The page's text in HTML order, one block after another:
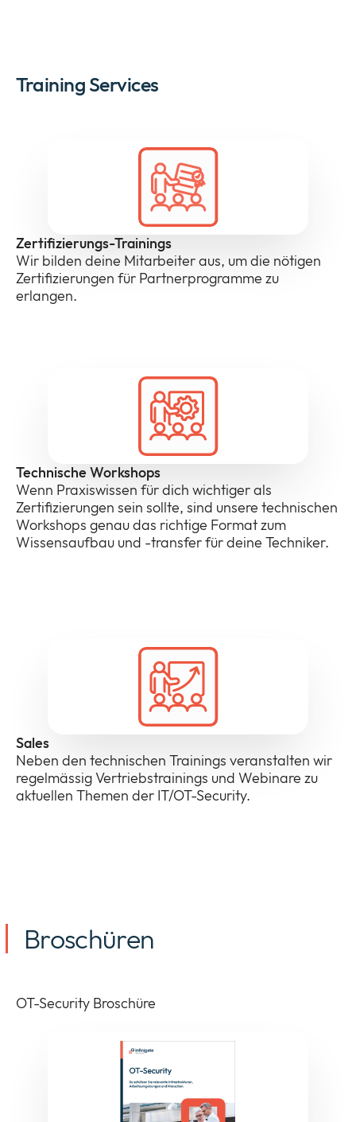
Training Services
Zertifizierungs-Trainings
Wir bilden deine Mitarbeiter aus, um die nötigen
Zertifizierungen für Partnerprogramme zu
erlangen.
Technische Workshops
Wenn Praxiswissen für dich wichtiger als
Zertifizierungen sein sollte, sind unsere technischen
Workshops genau das richtige Format zum
Wissensaufbau und -transfer für deine Techniker.
Sales
Neben den technischen Trainings veranstalten wir
regelmässig Vertriebstrainings und Webinare zu
aktuellen Themen der IT/OT-Security.
Broschüren
OT-Security Broschüre